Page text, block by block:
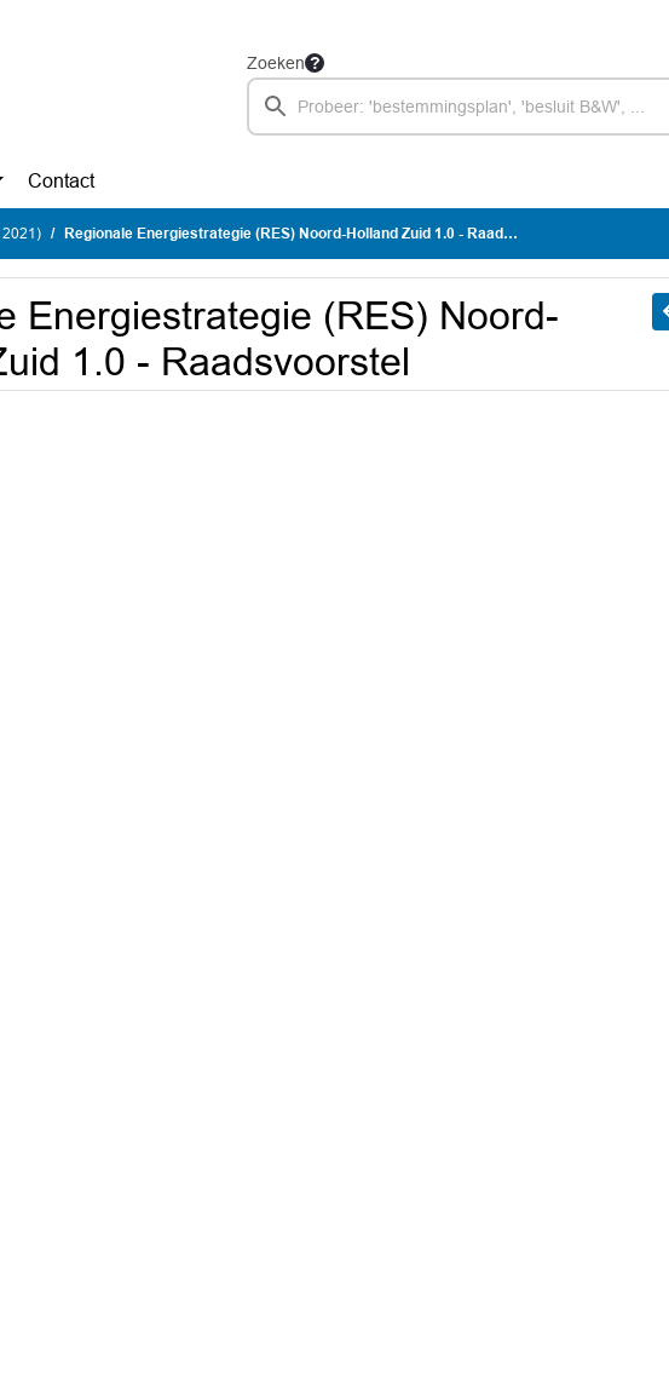
Zoeken
Contact
Regionale Energiestrategie (RES) Noord-Holland Zuid 1.0 - Raadsvoorstel
Energiestrategie (RES) Noord-
1.0 - Raadsvoorstel